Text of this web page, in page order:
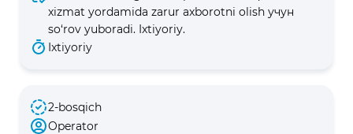
xizmat yordamida zarur axborotni olish учун
so‘rov yuboradi. Ixtiyoriy.
Ixtiyoriy
2-bosqich
Operator